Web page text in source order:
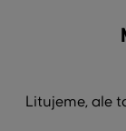
Litujeme, ale